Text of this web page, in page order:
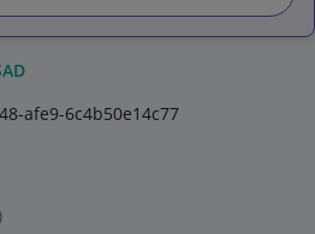
afe9-6c4b50e14c77